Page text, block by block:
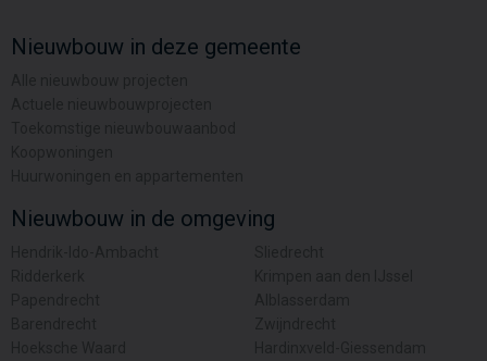
Nieuwbouw in deze gemeente
Nieuwbouw in de omgeving